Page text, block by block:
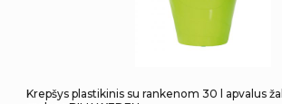
Krepšys plastikinis su rankenom 30 l apvalus